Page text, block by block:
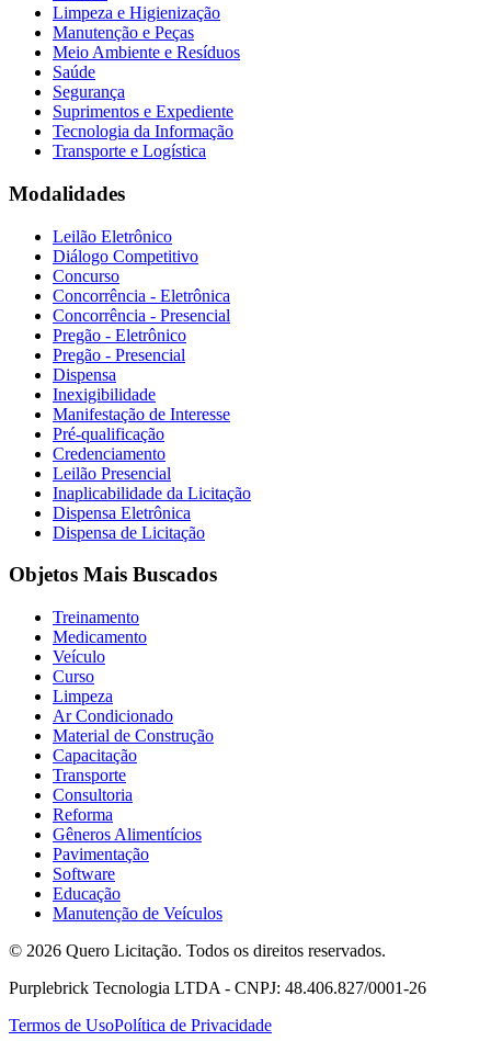
Limpeza e Higienização
Manutenção e Peças
Meio Ambiente e Resíduos
Saúde
Segurança
Suprimentos e Expediente
Tecnologia da Informação
Transporte e Logística
Modalidades
Leilão Eletrônico
Diálogo Competitivo
Concurso
Concorrência - Eletrônica
Concorrência - Presencial
Pregão - Eletrônico
Pregão - Presencial
Dispensa
Inexigibilidade
Manifestação de Interesse
Pré-qualificação
Credenciamento
Leilão Presencial
Inaplicabilidade da Licitação
Dispensa Eletrônica
Dispensa de Licitação
Objetos Mais Buscados
Treinamento
Medicamento
Veículo
Curso
Limpeza
Ar Condicionado
Material de Construção
Capacitação
Transporte
Consultoria
Reforma
Gêneros Alimentícios
Pavimentação
Software
Educação
Manutenção de Veículos
© 2026 Quero Licitação. Todos os direitos reservados.
Purplebrick Tecnologia LTDA - CNPJ: 48.406.827/0001-26
Termos de UsoPolítica de Privacidade